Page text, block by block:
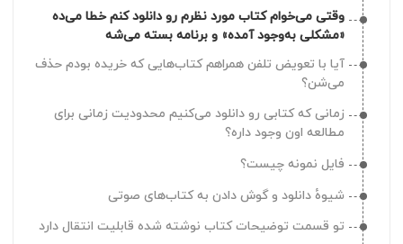
کتابخوانی که سفارش دادم تا کی به دستم می‌رسه؟
چطور می‌تونم دستگاه کتابخوان بخرم؟
برای خرید دستگاه کتابخوان بهم کد تخفیف می‌دید؟
امکانش هست دستگاه کتابخوان رو قسطی بخرم؟
دستگاه‌های کتابخوان گارانتی هم داره؟
چرا دستگاه‌های کتابخوان کند کار می‌کنه؟
چرا تصاویر در دستگاه کتابخوان کیفیت خوبی نداره؟
چطور می‌تونم اپلیکیشن‌هارو از دستگاه کتابخوان حذف کنم؟
وقتی می‌خوام کتاب مورد نظرم رو دانلود کنم خطا می‌ده
«مشکلی به‌وجود آمده» و برنامه بسته می‌شه
آیا با تعویض تلفن همراهم کتاب‌هایی که خریده بودم حذف
می‌شن؟
زمانی که کتابی رو دانلود می‌کنیم محدودیت زمانی برای
مطالعه اون وجود داره؟
فایل نمونه چیست؟
شیوهٔ دانلود و گوش دادن به کتاب‌های صوتی
تو قسمت توضیحات کتاب نوشته شده قابلیت انتقال دارد